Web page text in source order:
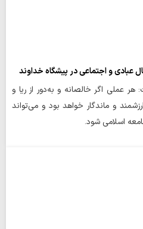
عبادی و اجتماعی در پیشگاه خداوند
عملی اگر خالصانه و به‌دور از ریا و
و ماندگار خواهد بود و می‌تواند
اسلامی شود.